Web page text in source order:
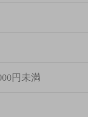
円未満